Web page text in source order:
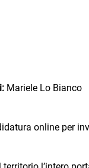
Mariele Lo Bianco
online per